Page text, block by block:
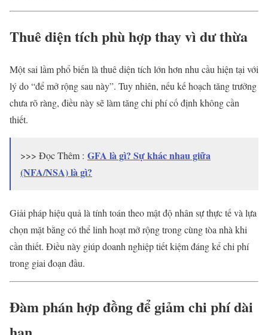
Thuê diện tích phù hợp thay vì dư thừa
Một sai lầm phổ biến là thuê diện tích lớn hơn nhu cầu hiện tại với
lý do “để mở rộng sau này”. Tuy nhiên, nếu kế hoạch tăng trưởng
chưa rõ ràng, điều này sẽ làm tăng chi phí cố định không cần
thiết.
>>> Đọc Thêm : GFA là gì? Sự khác nhau giữa
(NFA/NSA) là gì?
Giải pháp hiệu quả là tính toán theo mật độ nhân sự thực tế và lựa
chọn mặt bằng có thể linh hoạt mở rộng trong cùng tòa nhà khi
cần thiết. Điều này giúp doanh nghiệp tiết kiệm đáng kể chi phí
trong giai đoạn đầu.
Đàm phán hợp đồng để giảm chi phí dài